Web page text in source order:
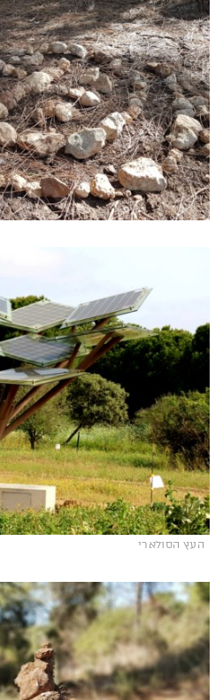
העץ הסולארי